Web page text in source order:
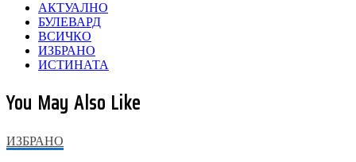
АКТУАЛНО
БУЛЕВАРД
ВСИЧКО
ИЗБРАНО
ИСТИНАТА
You May Also Like
ИЗБРАНО